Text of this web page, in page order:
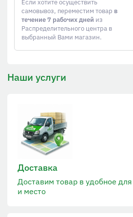
Если хотите осуществить
самовывоз, переместим товар в
течение 7 рабочих дней из
Распределительного центра в
выбранный Вами магазин.
Наши услуги
Доставка
Доставим товар в удобное
и место